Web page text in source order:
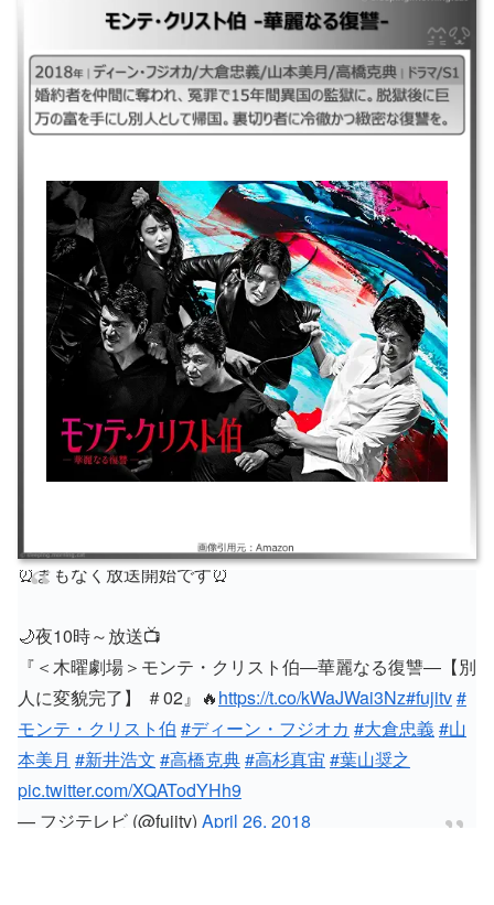
｜#モンテクリスト伯華麗なる復讐### ｜2018年｜ディーン・フジオカ/大
倉忠義/山本美月/高橋克典｜ドラマ/S1 ｜婚約者を仲間に奪われ、冤罪で
15年間異国の監獄に。脱獄後に巨万の富を手にし別人として帰国。裏切り
者に冷徹かつ緻密な復讐を。
⏰まもなく放送開始です⏰
🌙夜10時～放送📺
『＜木曜劇場＞モンテ・クリスト伯―華麗なる復讐―【別
人に変貌完了】 ＃02』🔥https://t.co/kWaJWai3Nz#fujitv#
モンテ・クリスト伯 #ディーン・フジオカ #大倉忠義#山
本美月 #新井浩文 #高橋克典#高杉真宙 #葉山奨之
pic.twitter.com/XQATodYHh9
— フジテレビ (@fujitv) April 26, 2018